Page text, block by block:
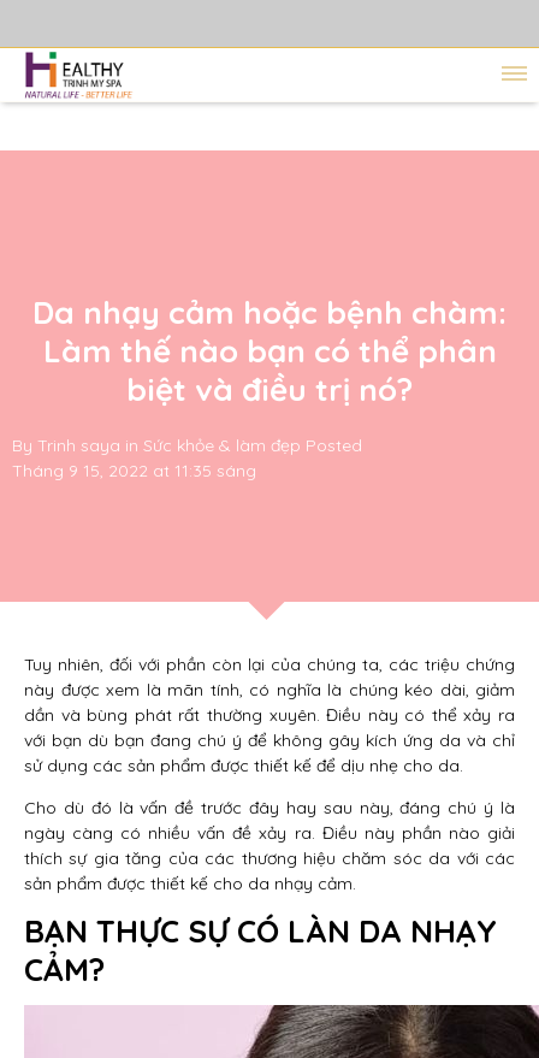
Da nhạy cảm hoặc bệnh chàm:
Làm thế nào bạn có thể phân
biệt và điều trị nó?
By Trinh saya in Sức khỏe & làm đẹp Posted
Tháng 9 15, 2022 at 11:35 sáng
Tuy nhiên, đối với phần còn lại của chúng ta, các triệu chứng
này được xem là mãn tính, có nghĩa là chúng kéo dài, giảm
dần và bùng phát rất thường xuyên. Điều này có thể xảy ra
với bạn dù bạn đang chú ý để không gây kích ứng da và chỉ
sử dụng các sản phẩm được thiết kế để dịu nhẹ cho da.
Cho dù đó là vấn đề trước đây hay sau này, đáng chú ý là
ngày càng có nhiều vấn đề xảy ra. Điều này phần nào giải
thích sự gia tăng của các thương hiệu chăm sóc da với các
sản phẩm được thiết kế cho da nhạy cảm.
BẠN THỰC SỰ CÓ LÀN DA NHẠY
CẢM?